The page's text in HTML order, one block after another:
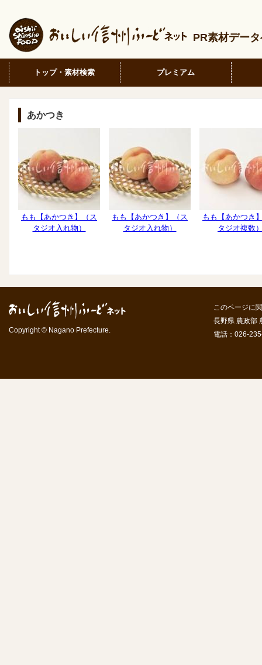
PR素材デー
トップ・素材検索 プレミアム
あかつき
もも【あかつき】（ス
タジオ入れ物）
もも【あかつき】（ス
タジオ入れ物）
もも【あかつき
タジオ複数
Copyright © Nagano Prefecture.
このページに
長野県 農政部
電話：026-